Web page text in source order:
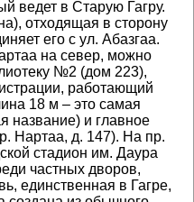
ведет в Старую Гагру.
отходящая в сторону
его с ул. Абазгаа.
на север, можно
№2 (дом 223),
работающий
18 м – это самая
название) и главное
Нартаа, д. 147). На пр.
стадион им. Даура
частных дворов,
единственная в Гагре,